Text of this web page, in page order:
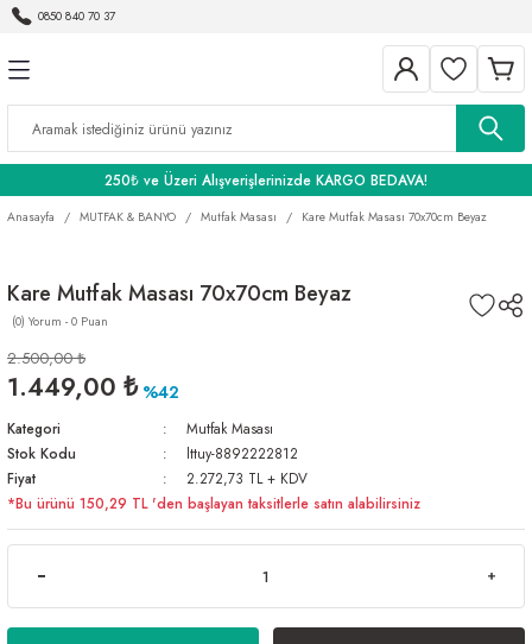
0850 840 70 37
250₺ ve Üzeri Alışverişlerinizde KARGO BEDAVA!
Anasayfa MUTFAK & BANYO Mutfak Masası Kare Mutfak Masası 70x70cm Beyaz
Kare Mutfak Masası 70x70cm Beyaz
(0) Yorum - 0 Puan
2.500,00 ₺
1.449,00 ₺ %42
Kategori
Mutfak Masası
Stok Kodu
lttuy-8892222812
Fiyat
2.272,73 TL + KDV
*Bu ürünü 150,29 TL 'den başlayan taksitlerle satın alabilirsiniz